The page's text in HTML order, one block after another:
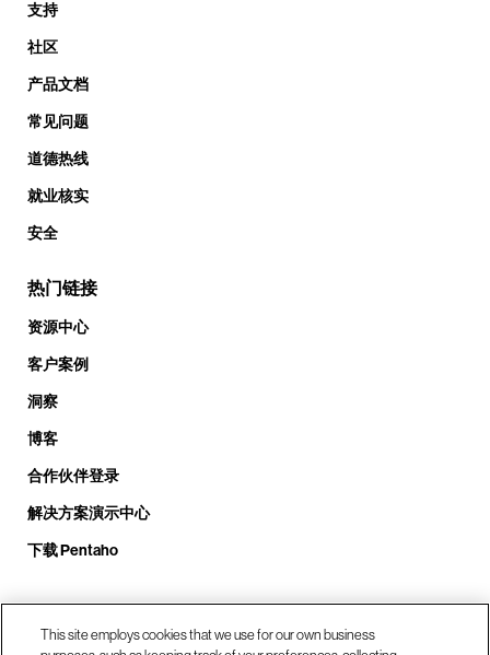
支持
社区
产品文档
常见问题
道德热线
就业核实
安全
热门链接
资源中心
客户案例
洞察
博客
合作伙伴登录
解决方案演示中心
下载 Pentaho
致电我们： +1.408.324.0920
This site employs cookies that we use for our own business